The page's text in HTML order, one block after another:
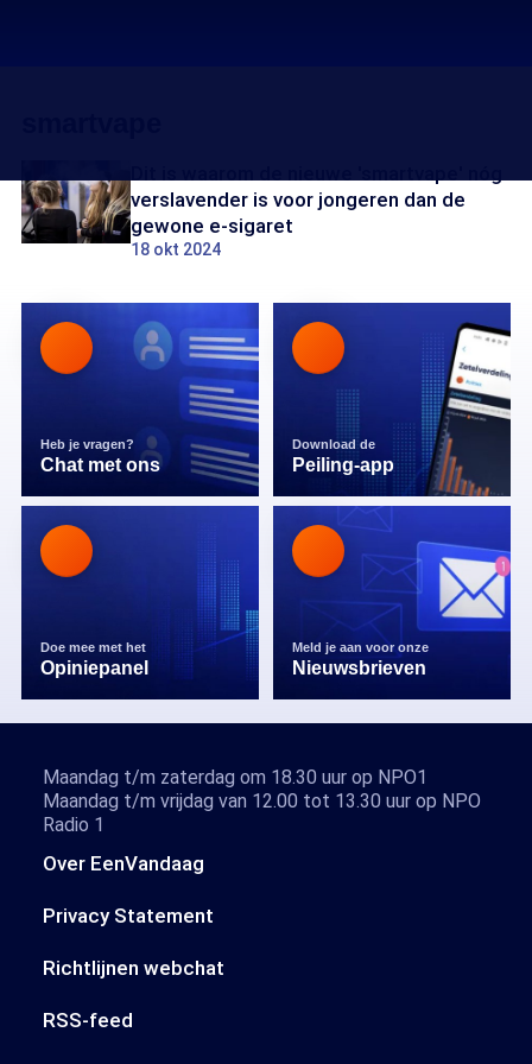
verslavender is voor jongeren dan de
gewone e-sigaret
18 okt 2024
Heb je vragen?
Chat met ons
Download de
Peiling-app
Doe mee met het
Opiniepanel
Meld je aan voor onze
Nieuwsbrieven
Over EenVandaag
Privacy Statement
Richtlijnen webchat
RSS-feed
Maandag t/m zaterdag om 18.30 uur op NPO1
Maandag t/m vrijdag van 12.00 tot 13.30 uur op NPO
Radio 1